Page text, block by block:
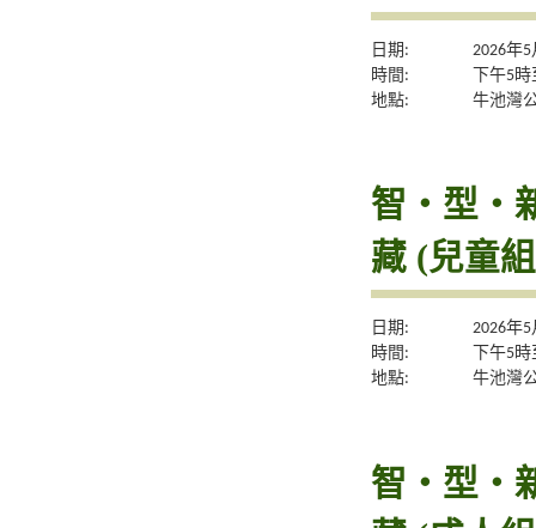
日期:
2026年
時間:
下午5
地點:
牛池灣
智・型・
藏 (兒童
日期:
2026年
時間:
下午5
地點:
牛池灣
智・型・